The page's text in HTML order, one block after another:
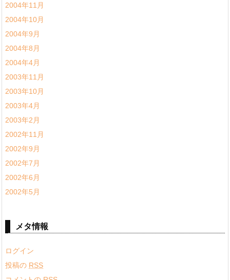
2004年11月
2004年10月
2004年9月
2004年8月
2004年4月
2003年11月
2003年10月
2003年4月
2003年2月
2002年11月
2002年9月
2002年7月
2002年6月
2002年5月
メタ情報
ログイン
投稿の RSS